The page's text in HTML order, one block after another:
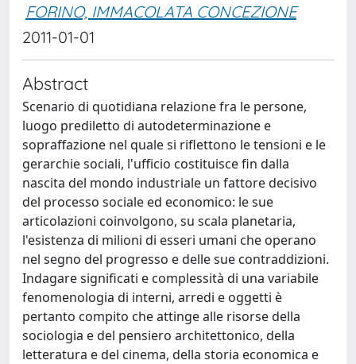
FORINO, IMMACOLATA CONCEZIONE
2011-01-01
Abstract
Scenario di quotidiana relazione fra le persone,
luogo prediletto di autodeterminazione e
sopraffazione nel quale si riflettono le tensioni e le
gerarchie sociali, l'ufficio costituisce fin dalla
nascita del mondo industriale un fattore decisivo
del processo sociale ed economico: le sue
articolazioni coinvolgono, su scala planetaria,
l'esistenza di milioni di esseri umani che operano
nel segno del progresso e delle sue contraddizioni.
Indagare significati e complessità di una variabile
fenomenologia di interni, arredi e oggetti è
pertanto compito che attinge alle risorse della
sociologia e del pensiero architettonico, della
letteratura e del cinema, della storia economica e